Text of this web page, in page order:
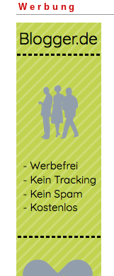
Werbung